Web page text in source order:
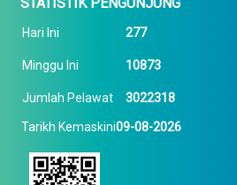
Hari Ini 277
Minggu Ini 10873
Jumlah Pelawat 3022318
Tarikh Kemaskini09-08-2026